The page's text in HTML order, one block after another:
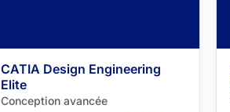
CATIA Design Engineering
Elite
Conception avancée